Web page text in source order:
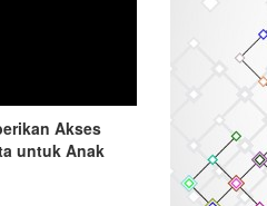
Akses
untuk Anak